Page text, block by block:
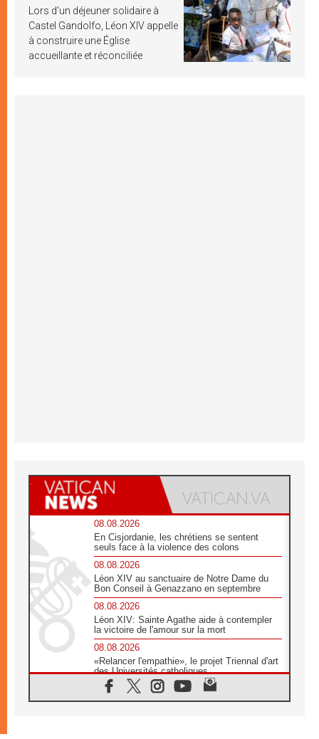
Lors d’un déjeuner solidaire à
Castel Gandolfo, Léon XIV appelle
à construire une Église
accueillante et réconciliée
08.08.2026
En Cisjordanie, les chrétiens se sentent
seuls face à la violence des colons
08.08.2026
Léon XIV au sanctuaire de Notre Dame du
Bon Conseil à Genazzano en septembre
08.08.2026
Léon XIV: Sainte Agathe aide à contempler
la victoire de l'amour sur la mort
08.08.2026
«Relancer l'empathie», le projet Triennal d'art
des Universités catholiques
08.08.2026
Signis 2026, donner la parole aux religieuses